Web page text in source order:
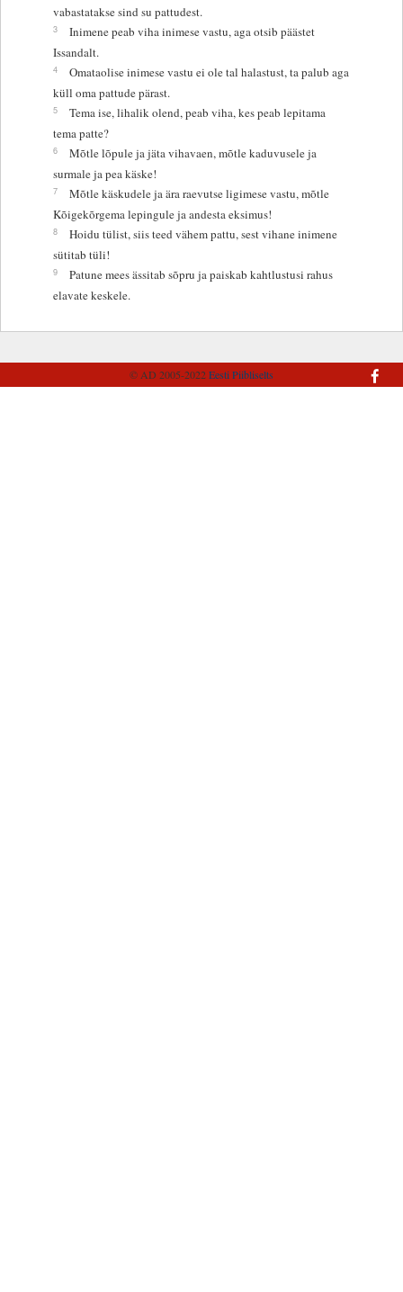
vabastatakse sind su pattudest.
3
Inimene peab viha inimese vastu, aga otsib päästet
Issandalt.
4
Omataolise inimese vastu ei ole tal halastust, ta palub aga
küll oma pattude pärast.
5
Tema ise, lihalik olend, peab viha, kes peab lepitama
tema patte?
6
Mõtle lõpule ja jäta vihavaen, mõtle kaduvusele ja
surmale ja pea käske!
7
Mõtle käskudele ja ära raevutse ligimese vastu, mõtle
Kõigekõrgema lepingule ja andesta eksimus!
8
Hoidu tülist, siis teed vähem pattu, sest vihane inimene
sütitab tüli!
9
Patune mees ässitab sõpru ja paiskab kahtlustusi rahus
elavate keskele.
© AD 2005-2022Eesti Piibliselts